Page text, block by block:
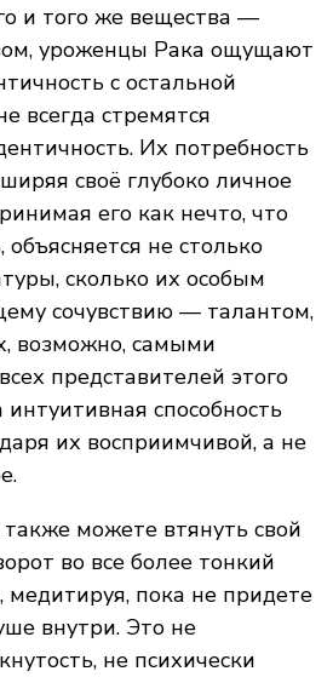
и того же вещества —
уроженцы Рака ощущают
с остальной
всегда стремятся
Их потребность
своё глубоко личное
его как нечто, что
не столько
сколько их особым
сочувствию — талантом,
возможно, самыми
представителей этого
способность
их восприимчивой, а не
можете втянуть свой
во все более тонкий
медитируя, пока не придете
внутри. Это не
не психически